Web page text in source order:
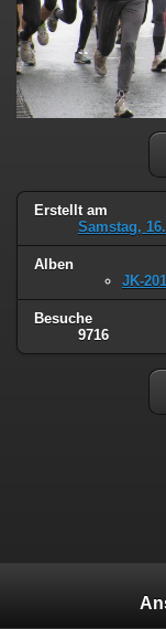
Erstellt am
Samstag,
Alben
JK-
Besuche
9716